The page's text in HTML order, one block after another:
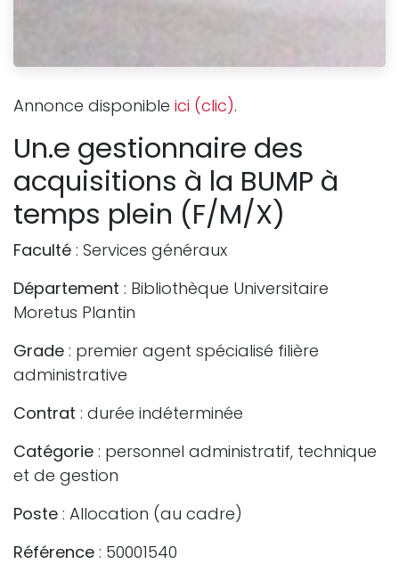
Annonce disponible ici (clic).
Un.e gestionnaire des
acquisitions à la BUMP à
temps plein (F/M/X)
Faculté : Services généraux
Département : Bibliothèque Universitaire
Moretus Plantin
Grade : premier agent spécialisé filière
administrative
Contrat : durée indéterminée
Catégorie : personnel administratif, technique
et de gestion
Poste : Allocation (au cadre)
Référence : 50001540